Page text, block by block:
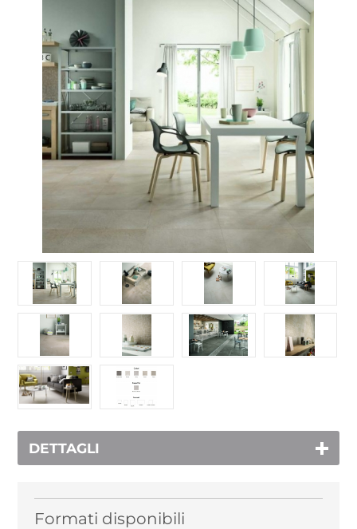
DETTAGLI
Formati disponibili